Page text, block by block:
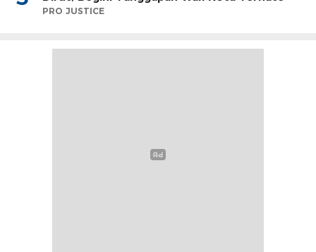
PRO JUSTICE